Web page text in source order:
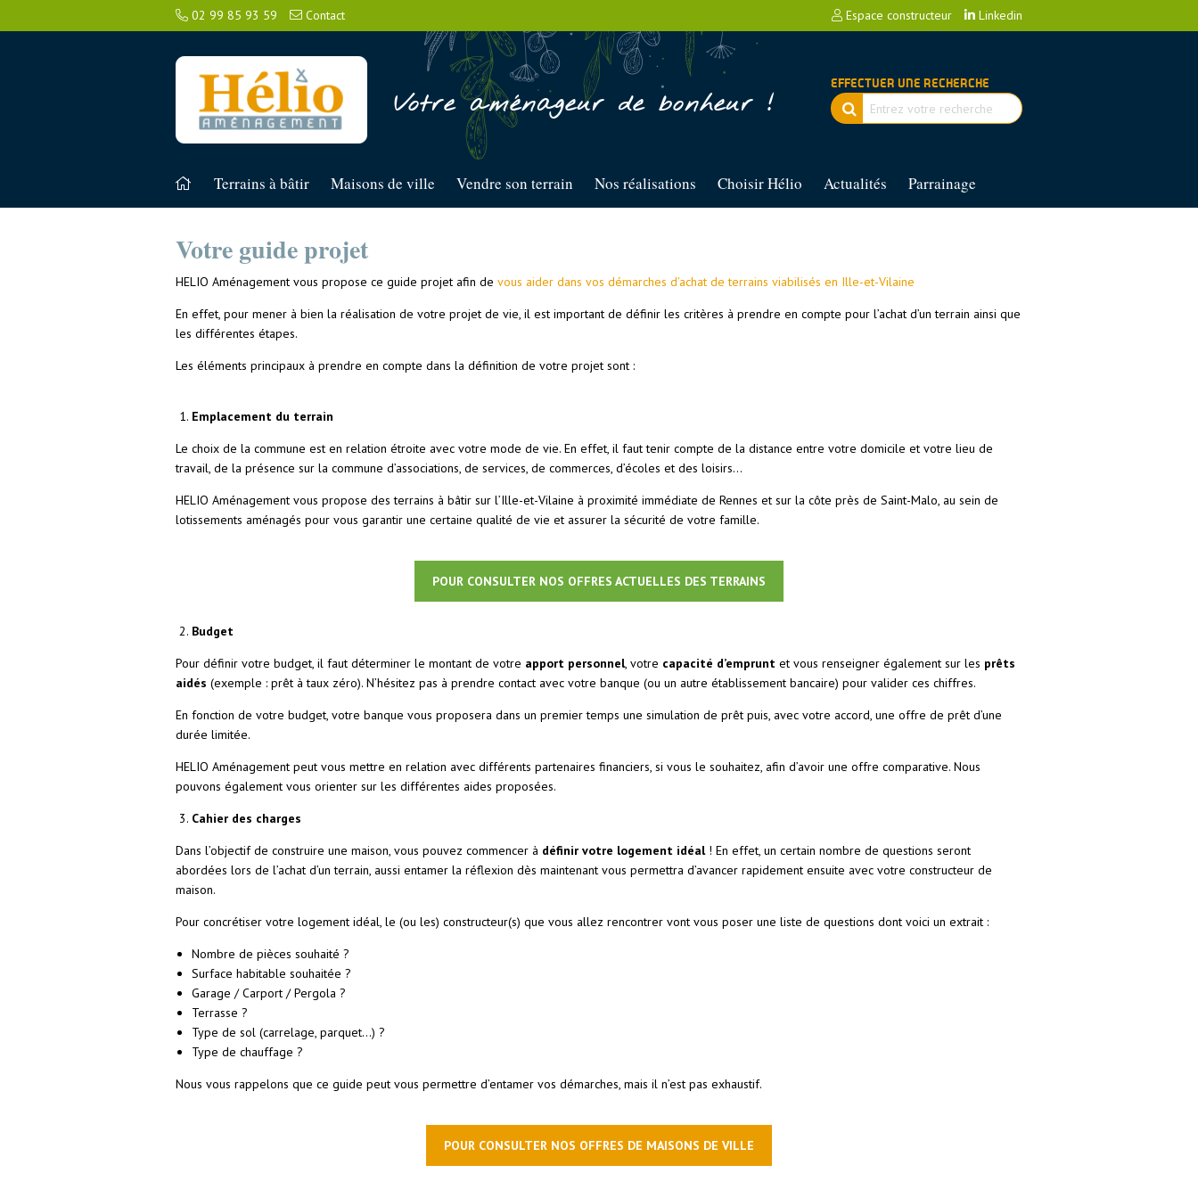
02 99 85 93 59 Contact Espace constructeur Linkedin
Votre aménageur de bonheur !
EFFECTUER UNE RECHERCHE
Terrains à bâtir Maisons de ville Vendre son terrain Nos réalisations Choisir Hélio Actualités Parrainage
Votre guide projet
HELIO Aménagement vous propose ce guide projet afin de vous aider dans vos démarches d’achat de terrains viabilisés en Ille-et-Vilaine
En effet, pour mener à bien la réalisation de votre projet de vie, il est important de définir les critères à prendre en compte pour l’achat d’un terrain ainsi que
les différentes étapes.
Les éléments principaux à prendre en compte dans la définition de votre projet sont :
Emplacement du terrain
Le choix de la commune est en relation étroite avec votre mode de vie. En effet, il faut tenir compte de la distance entre votre domicile et votre lieu de
travail, de la présence sur la commune d’associations, de services, de commerces, d’écoles et des loisirs…
HELIO Aménagement vous propose des terrains à bâtir sur l’Ille-et-Vilaine à proximité immédiate de Rennes et sur la côte près de Saint-Malo, au sein de
lotissements aménagés pour vous garantir une certaine qualité de vie et assurer la sécurité de votre famille.
POUR CONSULTER NOS OFFRES ACTUELLES DES TERRAINS
Budget
Pour définir votre budget, il faut déterminer le montant de votre apport personnel, votre capacité d’emprunt et vous renseigner également sur les prêts
aidés (exemple : prêt à taux zéro). N’hésitez pas à prendre contact avec votre banque (ou un autre établissement bancaire) pour valider ces chiffres.
En fonction de votre budget, votre banque vous proposera dans un premier temps une simulation de prêt puis, avec votre accord, une offre de prêt d’une
durée limitée.
HELIO Aménagement peut vous mettre en relation avec différents partenaires financiers, si vous le souhaitez, afin d’avoir une offre comparative. Nous
pouvons également vous orienter sur les différentes aides proposées.
Cahier des charges
Dans l’objectif de construire une maison, vous pouvez commencer à définir votre logement idéal! En effet, un certain nombre de questions seront
abordées lors de l’achat d’un terrain, aussi entamer la réflexion dès maintenant vous permettra d’avancer rapidement ensuite avec votre constructeur de
maison.
Pour concrétiser votre logement idéal, le (ou les) constructeur(s) que vous allez rencontrer vont vous poser une liste de questions dont voici un extrait :
Nombre de pièces souhaité ?
Surface habitable souhaitée ?
Garage / Carport / Pergola ?
Terrasse ?
Type de sol (carrelage, parquet…) ?
Type de chauffage ?
Nous vous rappelons que ce guide peut vous permettre d’entamer vos démarches, mais il n’est pas exhaustif.
POUR CONSULTER NOS OFFRES DE MAISONS DE VILLE